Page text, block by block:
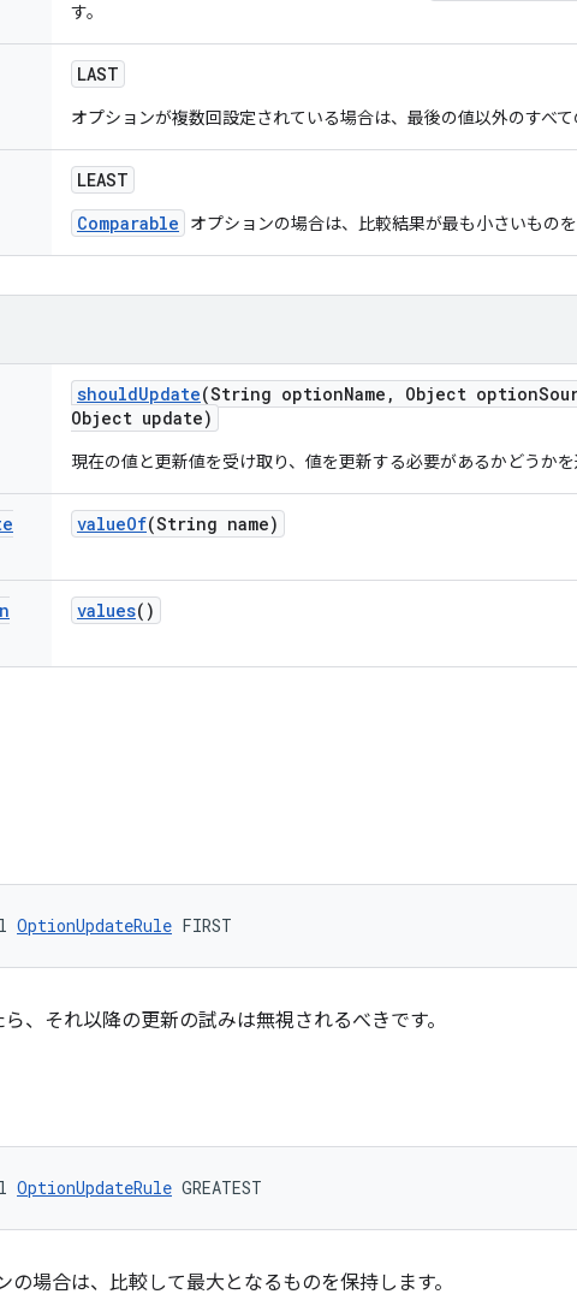
す。
LAST
オプションが複数回設定されている場合は、最後の値以外のすべ
LEAST
Comparable
オプションの場合は、比較結果が最も小さいもの
shouldUpdate(String optionName , Object option
Object update)
現在の値と更新値を受け取り、値を更新する必要があるかどうか
valueOf(String name)
values()
OptionUpdateRule FIRST
、それ以降の更新の試みは無視されるべきです。
OptionUpdateRule GREATEST
の場合は、比較して最大となるものを保持します。